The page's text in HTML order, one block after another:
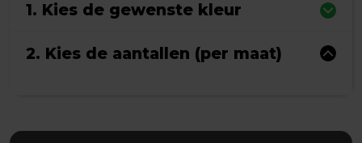
1. Kies de gewenste kleur
2. Kies de aantallen (per maat)